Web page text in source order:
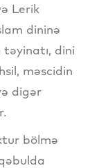
Lerik
dininə
dini
məscidin
digər
bölmə